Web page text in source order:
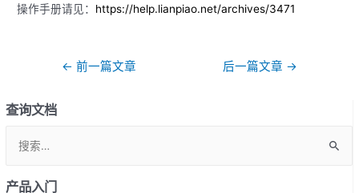
查询文档
a
产品入门
操作手册请见： https://help.lianpiao.net/archives/3471
导
← 前一篇文章 后一篇文章 →